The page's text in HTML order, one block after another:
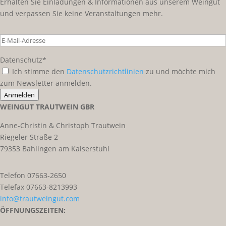
und verpassen Sie keine Veranstaltungen mehr.
Datenschutz*
Ich stimme den Datenschutzrichtlinien zu und möchte mich
zum Newsletter anmelden.
Anmelden
WEINGUT TRAUTWEIN GBR
Anne-Christin & Christoph Trautwein
Riegeler Straße 2
79353 Bahlingen am Kaiserstuhl
Telefon 07663-2650
Telefax 07663-8213993
info@trautweingut.com
ÖFFNUNGSZEITEN: